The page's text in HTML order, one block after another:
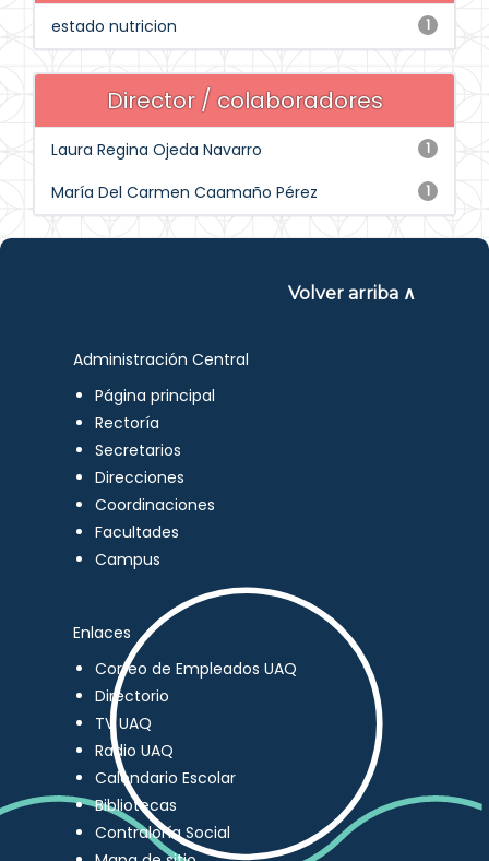
1
estado nutricion
Director / colaboradores
1
Laura Regina Ojeda Navarro
1
María Del Carmen Caamaño Pérez
Volver arriba ∧
Administración Central
Página principal
Rectoría
Secretarios
Direcciones
Coordinaciones
Facultades
Campus
Enlaces
Correo de Empleados UAQ
Directorio
TV UAQ
Radio UAQ
Calendario Escolar
Bibliotecas
Contraloría Social